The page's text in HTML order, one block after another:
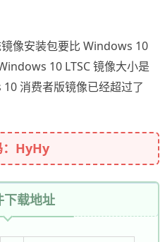
像安装包要比 Windows 10
10 LTSC 镜像大小是
消费者版镜像已经超过了
：HyHy
下载地址